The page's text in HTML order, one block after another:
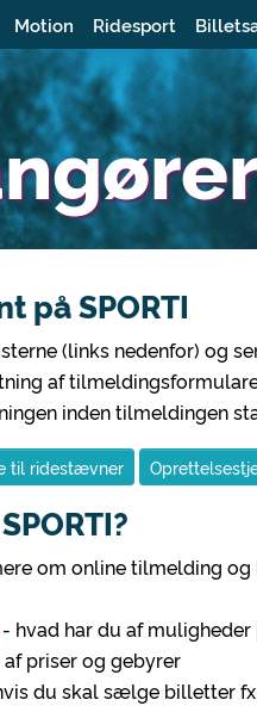
Motion Ridesport
på SPORTI
(links nedenfor) og
af
inden tilmeldingen
til ridestævner
om online tilmelding
- hvad har du af
priser og gebyrer
du skal sælge billetter